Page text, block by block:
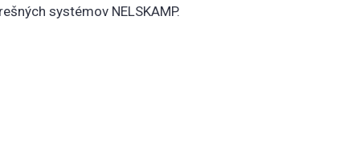
systémov NELSKAMP.